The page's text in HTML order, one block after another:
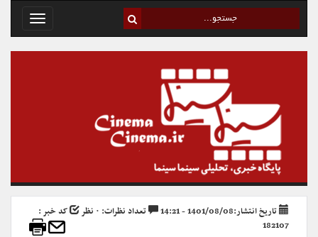
Toggle
تاریخ انتشار:1401/08/08 - 14:21 تعداد نظرات: ۰ نظر
کد خبر :
182107